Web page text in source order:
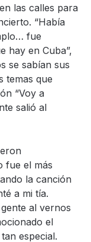
las calles para
“Había
fue
hay en Cuba”,
se sabían sus
temas que
“Voy a
salió al
fue el más
la canción
a mi tía.
al vernos
el
especial.